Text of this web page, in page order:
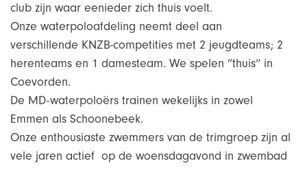
club zijn waar eenieder zich thuis voelt.
Onze waterpoloafdeling neemt deel aan
verschillende KNZB-competities met 2 jeugdteams; 2
herenteams en 1 damesteam. We spelen ”thuis“ in
Coevorden.
De MD-waterpoloërs trainen wekelijks in zowel
Emmen als Schoonebeek.
Onze enthousiaste zwemmers van de trimgroep zijn al
vele jaren actief op de woensdagavond in zwembad